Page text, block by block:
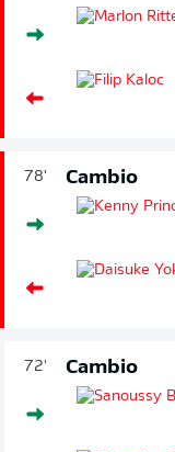
78' Cambio
72' Cambio